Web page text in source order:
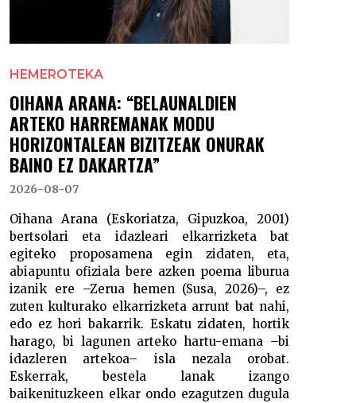
HEMEROTEKA
OIHANA ARANA: “BELAUNALDIEN
ARTEKO HARREMANAK MODU
HORIZONTALEAN BIZITZEAK ONURAK
BAINO EZ DAKARTZA”
2026-08-07
Oihana Arana (Eskoriatza, Gipuzkoa, 2001)
bertsolari eta idazleari elkarrizketa bat
egiteko proposamena egin zidaten, eta,
abiapuntu ofiziala bere azken poema liburua
izanik ere –Zerua hemen (Susa, 2026)–, ez
zuten kulturako elkarrizketa arrunt bat nahi,
edo ez hori bakarrik. Eskatu zidaten, hortik
harago, bi lagunen arteko hartu-emana –bi
idazleren artekoa– isla nezala orobat.
Eskerrak, bestela lanak izango
baikenituzkeen elkar ondo ezagutzen dugula